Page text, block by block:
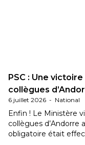
PSC : Une
collègues
6 juillet 2026 - National
Enfin ! Le Ministère
collègues d’Andorre
obligatoire était